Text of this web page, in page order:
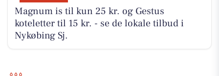
Magnum is til kun 25 kr. og Gestus
koteletter til 15 kr. - se de lokale tilbud i
Nykøbing Sj.